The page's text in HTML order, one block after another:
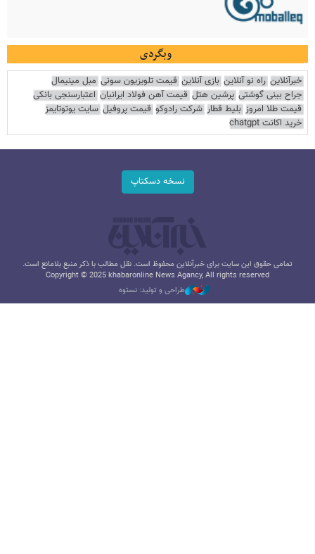
وبگردی
خبرآنلاین راه نو آنلاین بازی آنلاین قیمت تلویزیون سونی مبل مینیمال
جراح بینی گوشتی پرشین هتل قیمت آهن فولاد ایرانیان اعتبارسنجی بانکی
قیمت طلا امروز بلیط قطار شرکت رادوکو قیمت پروفیل سایت یوتوتایمز
خرید اکانت chatgpt
نسخه دسکتاپ
تمامی حقوق این سایت برای خبرآنلاین محفوظ است. نقل مطالب با ذکر منبع بلامانع است.
Copyright © 2025 khabaronline News Agancy, All rights reserved
طراحی و تولید: نستوه